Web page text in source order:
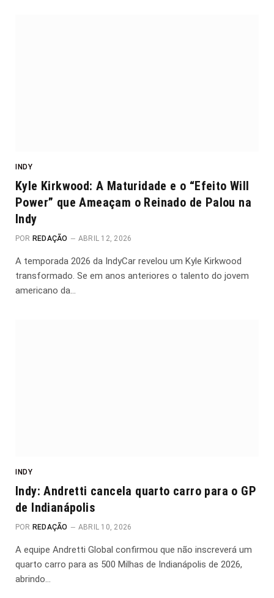
INDY
Kyle Kirkwood: A Maturidade e o “Efeito Will
Power” que Ameaçam o Reinado de Palou na
Indy
POR REDAÇÃO ABRIL 12, 2026
A temporada 2026 da IndyCar revelou um Kyle Kirkwood
transformado. Se em anos anteriores o talento do jovem
americano da…
INDY
Indy: Andretti cancela quarto carro para o GP
de Indianápolis
POR REDAÇÃO ABRIL 10, 2026
A equipe Andretti Global confirmou que não inscreverá um
quarto carro para as 500 Milhas de Indianápolis de 2026,
abrindo…